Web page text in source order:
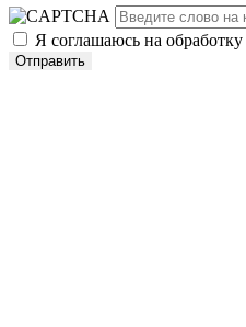
Я соглашаюсь на обработку